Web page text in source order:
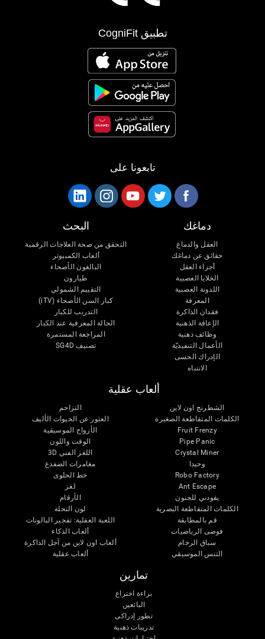
تطبيق CogniFit
تابعونا على
دماغك
العقل والدماغ
حقائق عن دماغك
أجزاء العقل
الخلايا العصبية
اللدونة العصبية
المعرفة
فقدان الذاكرة
الإعاقة الذهنية
وظائف ذهنية
الأعمال التنفيذيّة
الإدراك الحسى
الانتباه
البحث
التحقق من صحة العلاجات الرقمية
ألعاب الكمبيوتر
البالغون الأصحاء
طيارون
التقييم الشمولي
كبار السن الأصحاء (iTV)
التدريب للكبار
الحالة المعرفية عند الكبار
المراجعة المستمرة
تصنيف SG4D
ألعاب عقلية
الشطرنج اون لاين
الكلمات المتقاطعة الصغيرة
Fruit Frenzy
Pipe Panic
Crystal Miner
وحيدا
Robo Factory
Ant Escape
يقودني للجنون
الكلمات المتقاطعة البصرية
قم بالمطابقة
فوضى الرياضيات
سباق الرخام
التنس الموسيقي
التزاحم
العثور عن الحيوات الأليف
الأزواج الموسيقية
الوقت واللون
اللغز الفني 3D
مغامرات الضفدع
خط الحلوى
لغز
الأرقام
لون النحلة
اللعبة العقلية: تفجير البالونات
ألعاب الذكاء
ألعاب اون لاين من آجل الذاكرة
ألعاب عقلية
تمارين
براءة اختراع
البائعين
تطور إدراكى
تدريبات ذهنية